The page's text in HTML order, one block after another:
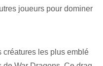
joueurs pour dominer
créatures les plus emblé